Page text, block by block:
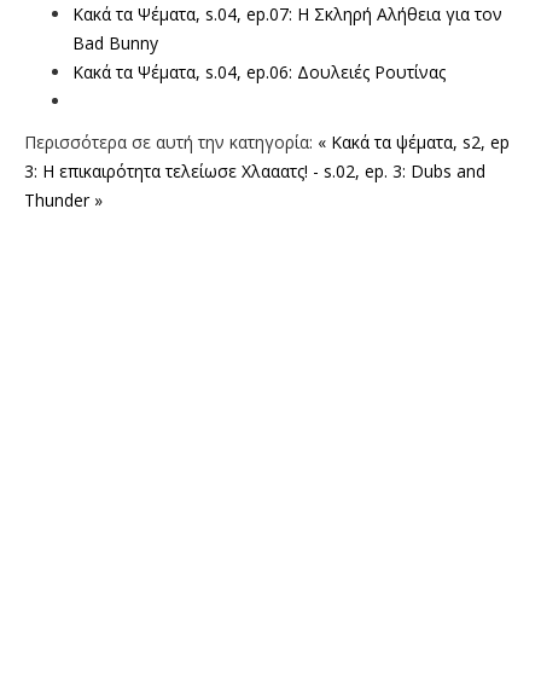
Κακά τα Ψέματα, s.04, ep.07: H Σκληρή Αλήθεια για τον
Bad Bunny
Κακά τα Ψέματα, s.04, ep.06: Δουλειές Ρουτίνας
Περισσότερα σε αυτή την κατηγορία: « Κακά τα ψέματα, s2, ep
3: Η επικαιρότητα τελείωσε Χλααατς! - s.02, ep. 3: Dubs and
Thunder »